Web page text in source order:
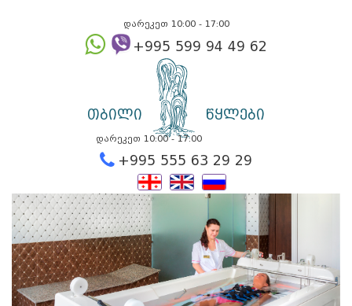
თბილი წყლები
დარეკეთ 10:00 - 17:00
+995 555 63 29